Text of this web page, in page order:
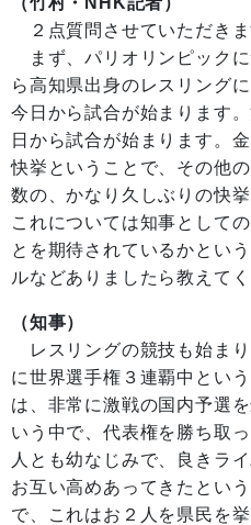
２点質問させていただきま
まず、パリオリンピック
ら高知県出身のレスリング
今日から試合が始まります
日から試合が始まります。
快挙ということで、その他
数の、かなり久しぶりの快
これについては知事として
とを期待されているかとい
ルなどありましたら教えてく
（知事）
レスリングの競技も始ま
に世界選手権３連覇中とい
は、非常に激戦の国内予選
いう中で、代表権を勝ち取
人とも幼なじみで、良きラ
お互い高めあってきたとい
で、これはお２人を県民を